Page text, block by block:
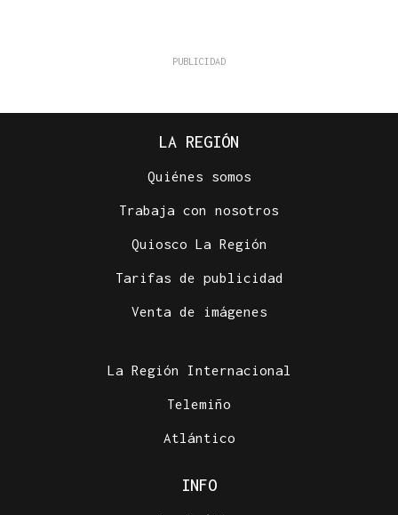
LA REGIÓN
Quiénes somos
Trabaja con nosotros
Quiosco La Región
Tarifas de publicidad
Venta de imágenes
La Región Internacional
Telemiño
Atlántico
INFO